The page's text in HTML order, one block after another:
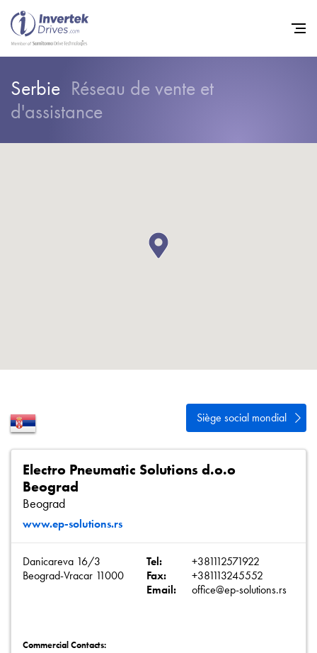
Serbie Réseau de vente et
d'assistance
Siège social mondial
Electro Pneumatic Solutions d.o.o
Beograd
Beograd
www.ep-solutions.rs
Danicareva 16/3
Beograd-Vracar 11000
Tel:
+381112571922
Fax:
+381113245552
Email:
office@ep-solutions.rs
Commercial Contacts:
Home